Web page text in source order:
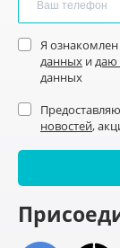
Я ознакомлен
данных и даю
данных
Предоставляю
новостей,